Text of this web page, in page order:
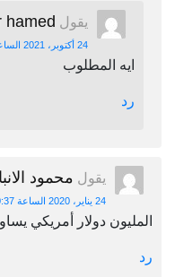
يقول hamed
24 أكتوبر، 2021 الساعة 12:13 م
ايه المطلوب
رد
يقول محمود
24 يناير، 2020 الساعة 10:37 م
المليون دولار أمريكي
رد